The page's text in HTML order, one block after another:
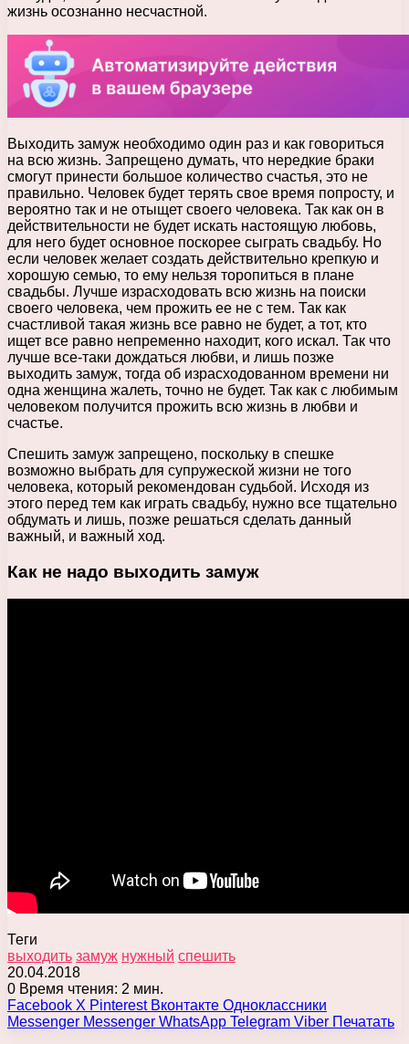
жизнь осознанно несчастной.
Выходить замуж необходимо один раз и как говориться
на всю жизнь. Запрещено думать, что нередкие браки
смогут принести большое количество счастья, это не
правильно. Человек будет терять свое время попросту, и
вероятно так и не отыщет своего человека. Так как он в
действительности не будет искать настоящую любовь,
для него будет основное поскорее сыграть свадьбу. Но
если человек желает создать действительно крепкую и
хорошую семью, то ему нельзя торопиться в плане
свадьбы. Лучше израсходовать всю жизнь на поиски
своего человека, чем прожить ее не с тем. Так как
счастливой такая жизнь все равно не будет, а тот, кто
ищет все равно непременно находит, кого искал. Так что
лучше все-таки дождаться любви, и лишь позже
выходить замуж, тогда об израсходованном времени ни
одна женщина жалеть, точно не будет. Так как с любимым
человеком получится прожить всю жизнь в любви и
счастье.
Спешить замуж запрещено, поскольку в спешке
возможно выбрать для супружеской жизни не того
человека, который рекомендован судьбой. Исходя из
этого перед тем как играть свадьбу, нужно все тщательно
обдумать и лишь, позже решаться сделать данный
важный, и важный ход.
Как не надо выходить замуж
Теги
выходить замуж нужный спешить
20.04.2018
0 Время чтения: 2 мин.
Facebook X Pinterest Вконтакте Одноклассники
Messenger Messenger WhatsApp Telegram Viber Печатать